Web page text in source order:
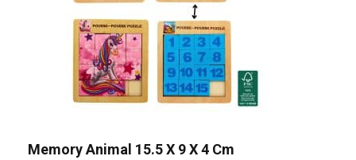
Memory Animal 15.5 X 9 X 4 Cm